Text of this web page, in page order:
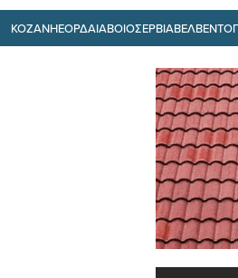
ΚΟΖΑΝΗΕΟΡΔΑΙΑΒΟΙΟΣΕΡΒΙΑΒΕΛΒΕΝΤΟ